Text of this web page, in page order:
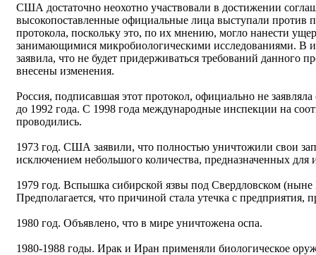
США достаточно неохотно участвовали в достижении
высокопоставленные официальные лица выступали против
протокола, поскольку это, по их мнению, могло нанести
занимающимися микробиологическими исследованиями. В
заявила, что не будет придерживаться требований данного
внесены изменения.
Россия, подписавшая этот протокол, официально не
до 1992 года. С 1998 года международные инспекции на
проводились.
1973 год. США заявили, что полностью уничтожили свои
исключением небольшого количества, предназначенных для
1979 год. Вспышка сибирской язвы под Свердловском (ныне
Предполагается, что причиной стала утечка с предприятия,
1980 год. Объявлено, что в мире уничтожена оспа.
1980-1988 годы. Ирак и Иран применяли биологическое